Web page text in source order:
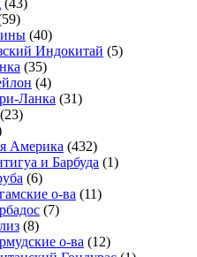
(40)
Индокитай (5)
(35)
(4)
Ланка (31)
(23)
Америка (432)
и Барбуда (1)
(6)
о-ва (11)
(7)
(8)
о-ва (12)